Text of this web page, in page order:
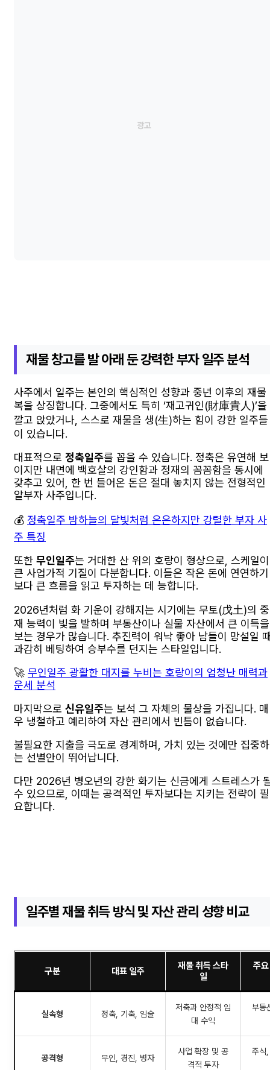
재물 창고를 발 아래 둔 강력한 부자 일주 분석
사주에서 일주는 본인의 핵심적인 성향과 중년 이후의 재물
복을 상징합니다. 그중에서도 특히 ‘재고귀인(財庫貴人)’을
깔고 앉았거나, 스스로 재물을 생(生)하는 힘이 강한 일주들
이 있습니다.
대표적으로 정축일주를 꼽을 수 있습니다. 정축은 유연해 보
이지만 내면에 백호살의 강인함과 정재의 꼼꼼함을 동시에
갖추고 있어, 한 번 들어온 돈은 절대 놓치지 않는 전형적인
알부자 사주입니다.
💰 정축일주 밤하늘의 달빛처럼 은은하지만 강렬한 부자 사
주 특징
또한 무인일주는 거대한 산 위의 호랑이 형상으로, 스케일이
큰 사업가적 기질이 다분합니다. 이들은 작은 돈에 연연하기
보다 큰 흐름을 읽고 투자하는 데 능합니다.
2026년처럼 화 기운이 강해지는 시기에는 무토(戊土)의 중
재 능력이 빛을 발하며 부동산이나 실물 자산에서 큰 이득을
보는 경우가 많습니다. 추진력이 워낙 좋아 남들이 망설일
과감히 베팅하여 승부수를 던지는 스타일입니다.
🚀 무인일주 광활한 대지를 누비는 호랑이의 엄청난 매력과
운세 분석
마지막으로 신유일주는 보석 그 자체의 물상을 가집니다. 매
우 냉철하고 예리하여 자산 관리에서 빈틈이 없습니다.
불필요한 지출을 극도로 경계하며, 가치 있는 것에만 집중하
는 선별안이 뛰어납니다.
다만 2026년 병오년의 강한 화기는 신금에게 스트레스가
수 있으므로, 이때는 공격적인 투자보다는 지키는 전략이 필
요합니다.
일주별 재물 취득 방식 및 자산 관리 성향 비교
구분 대표 일주
재물 취득 스타
일
주
실속형 정축, 기축, 임술
저축과 안정적 임
대 수익
부동
공격형 무인, 경진, 병자
사업 확장 및 공
격적 투자
주식